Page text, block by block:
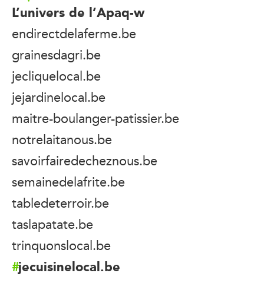
L’univers de l’Apaq-w
endirectdelaferme.be
grainesdagri.be
jecliquelocal.be
jejardinelocal.be
maitre-boulanger-patissier.be
notrelaitanous.be
savoirfairedecheznous.be
semainedelafrite.be
tabledeterroir.be
taslapatate.be
trinquonslocal.be
jecuisinelocal.be